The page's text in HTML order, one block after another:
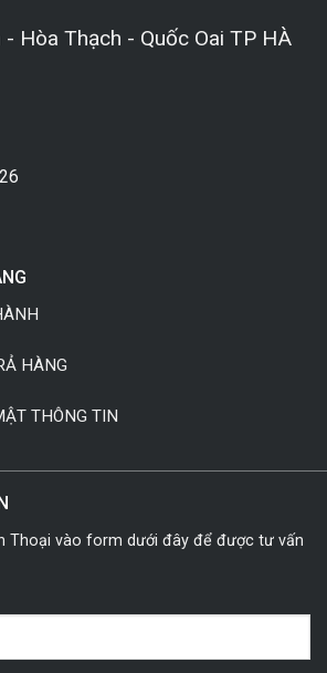
Hòa Thạch - Quốc Oai TP HÀ
HÀNG
THÔNG TIN
Thoại vào form dưới đây để được tư vấn